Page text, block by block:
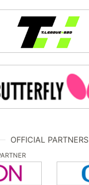
OFFICIAL PARTNERS